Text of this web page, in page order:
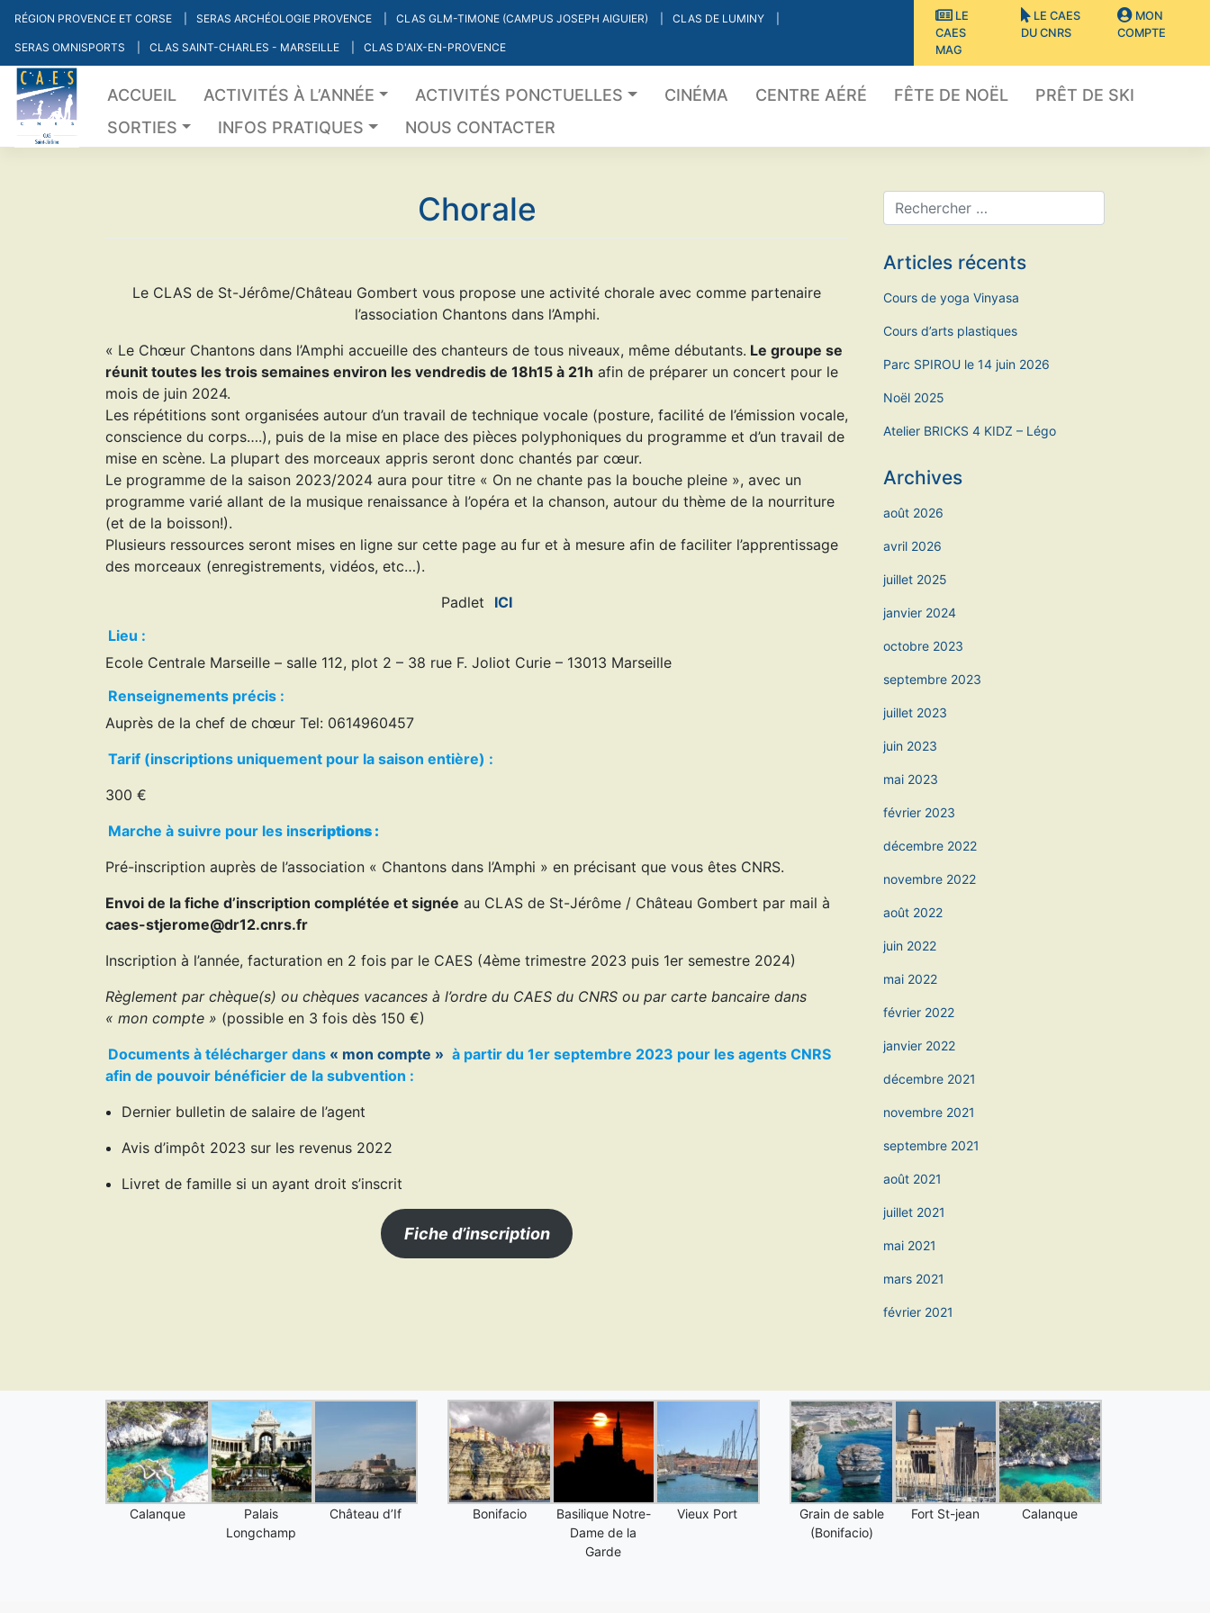
Skip
content
RÉGION PROVENCE ET CORSE SERAS ARCHÉOLOGIE PROVENCE CLAS GLM-TIMONE (CAMPUS JOSEPH AIGUIER) CLAS DE LUMINY
SERAS OMNISPORTS CLAS SAINT-CHARLES - MARSEILLE CLAS D'AIX-EN-PROVENCE
LE
CAES
MAG
LE CAES
DU CNRS
MON
COMPTE
ACCUEIL ACTIVITÉS À L’ANNÉE ACTIVITÉS PONCTUELLES CINÉMA CENTRE AÉRÉ FÊTE DE NOËL
PRÊT DE SKI
SORTIES
INFOS PRATIQUES NOUS CONTACTER
Chorale
Le CLAS de St-Jérôme/Château Gombert vous propose une activité chorale avec comme partenaire
l’association Chantons dans l’Amphi.
« Le Chœur Chantons dans l’Amphi accueille des chanteurs de tous niveaux, même débutants. Le groupe se
réunit toutes les trois semaines environ les vendredis de 18h15 à 21h afin de préparer un concert pour le
mois de juin 2024.
Les répétitions sont organisées autour d’un travail de technique vocale (posture, facilité de l’émission vocale,
conscience du corps….), puis de la mise en place des pièces polyphoniques du programme et d’un travail de
mise en scène. La plupart des morceaux appris seront donc chantés par cœur.
Le programme de la saison 2023/2024 aura pour titre « On ne chante pas la bouche pleine », avec un
programme varié allant de la musique renaissance à l’opéra et la chanson, autour du thème de la nourriture
(et de la boisson!).
Plusieurs ressources seront mises en ligne sur cette page au fur et à mesure afin de faciliter l’apprentissage
des morceaux (enregistrements, vidéos, etc…).
Padlet
ICI
Lieu :
Ecole Centrale Marseille – salle 112, plot 2 – 38 rue F. Joliot Curie – 13013 Marseille
Renseignements précis :
Auprès de la chef de chœur Tel: 0614960457
Tarif (inscriptions uniquement pour la saison entière) :
300 €
Marche à suivre pour les inscriptions :
Pré-inscription auprès de l’association « Chantons dans l’Amphi » en précisant que vous êtes CNRS.
Envoi de la fiche d’inscription complétée et signée au CLAS de St-Jérôme / Château Gombert par mail à
caes-stjerome@dr12.cnrs.fr
Inscription à l’année, facturation en 2 fois par le CAES (4ème trimestre 2023 puis 1er semestre 2024)
Règlement par chèque(s) ou chèques vacances à l’ordre du CAES du CNRS ou par carte bancaire dans
« mon compte » (possible en 3 fois dès 150 €)
Documents à télécharger dans « mon compte » à partir du 1er septembre 2023 pour les agents CNRS
afin de pouvoir bénéficier de la subvention :
Dernier bulletin de salaire de l’agent
Avis d’impôt 2023 sur les revenus 2022
Livret de famille si un ayant droit s’inscrit
Fiche d’inscription
Articles récents
Cours de yoga Vinyasa
Cours d’arts plastiques
Parc SPIROU le 14 juin 2026
Noël 2025
Atelier BRICKS 4 KIDZ – Légo
Archives
août 2026
avril 2026
juillet 2025
janvier 2024
octobre 2023
septembre 2023
juillet 2023
juin 2023
mai 2023
février 2023
décembre 2022
novembre 2022
août 2022
juin 2022
mai 2022
février 2022
janvier 2022
décembre 2021
novembre 2021
septembre 2021
août 2021
juillet 2021
mai 2021
mars 2021
février 2021
Calanque
Palais
Longchamp
Château d’If Bonifacio
Basilique Notre-
Dame de la
Garde
Vieux Port
Grain de sable
(Bonifacio)
Fort St-jean Calanque